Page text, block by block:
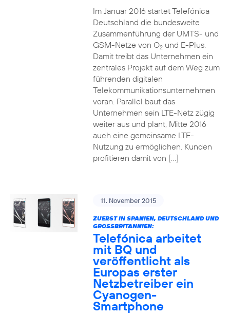
Im Januar 2016 startet Telefónica
Deutschland die bundesweite
Zusammenführung der UMTS- und
GSM-Netze von O2und E-Plus.
Damit treibt das Unternehmen ein
zentrales Projekt auf dem Weg zum
führenden digitalen
Telekommunikationsunternehmen
voran. Parallel baut das
Unternehmen sein LTE-Netz zügig
weiter aus und plant, Mitte 2016
auch eine gemeinsame LTE-
Nutzung zu ermöglichen. Kunden
profitieren damit von […]
11. November 2015
ZUERST IN SPANIEN, DEUTSCHLAND UND
GROSSBRITANNIEN:
Telefónica arbeitet
mit BQ und
veröffentlicht als
Europas erster
Netzbetreiber ein
Cyanogen-
Smartphone